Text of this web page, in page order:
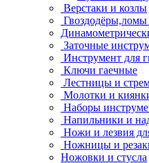
Верстаки и козлы
Гвоздодёры,ломы
Заточные
Инструмент для
Ключи гаечные
Лестницы и
Молотки и
Наборы
Напильники и
Ножи и лезвия
Ножницы и
Ножовки и стусла